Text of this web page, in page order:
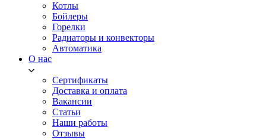
Котлы
Бойлеры
Горелки
Радиаторы и конвекторы
Автоматика
О нас
Сертификаты
Доставка и оплата
Вакансии
Статьи
Наши работы
Отзывы